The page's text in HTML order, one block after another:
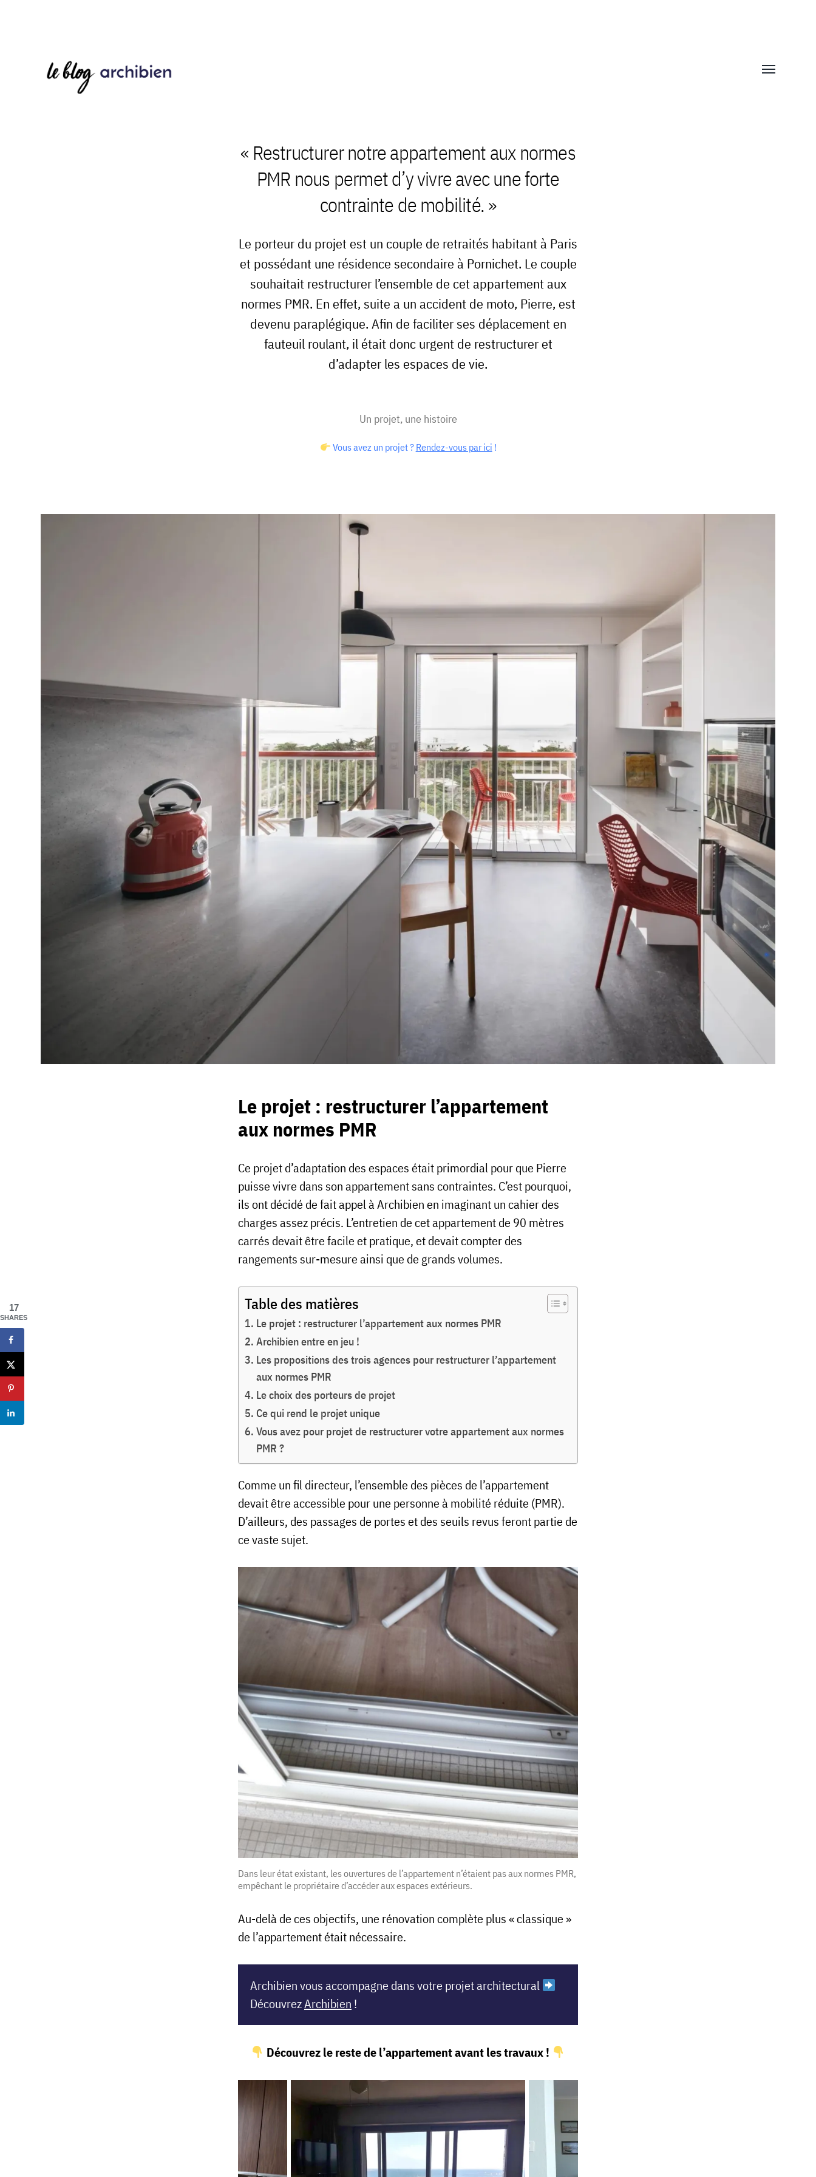
Archibien
Afficher/
« Restructurer notre appartement aux normes
PMR nous permet d’y vivre avec une forte
contrainte de mobilité. »
Le porteur du projet est un couple de retraités habitant à Paris
et possédant une résidence secondaire à Pornichet. Le couple
souhaitait restructurer l’ensemble de cet appartement aux
normes PMR. En effet, suite a un accident de moto, Pierre, est
devenu paraplégique. Afin de faciliter ses déplacement en
fauteuil roulant, il était donc urgent de restructurer et
d’adapter les espaces de vie.
Un projet, une histoire
Vous avez un projet ? Rendez-vous par ici !
Le projet : restructurer l’appartement
aux normes PMR
Ce projet d’adaptation des espaces était primordial pour que Pierre
puisse vivre dans son appartement sans contraintes. C’est pourquoi,
ils ont décidé de fait appel à Archibien en imaginant un cahier des
charges assez précis. L’entretien de cet appartement de 90 mètres
carrés devait être facile et pratique, et devait compter des
rangements sur-mesure ainsi que de grands volumes.
Table des matières
Le projet : restructurer l’appartement aux normes PMR
Archibien entre en jeu !
Les propositions des trois agences pour restructurer l’appartement
aux normes PMR
Le choix des porteurs de projet
Ce qui rend le projet unique
Vous avez pour projet de restructurer votre appartement aux normes
PMR ?
Comme un fil directeur, l’ensemble des pièces de l’appartement
devait être accessible pour une personne à mobilité réduite (PMR).
D’ailleurs, des passages de portes et des seuils revus feront partie de
ce vaste sujet.
Dans leur état existant, les ouvertures de l’appartement n’étaient pas aux normes PMR,
empêchant le propriétaire d’accéder aux espaces extérieurs.
Au-delà de ces objectifs, une rénovation complète plus « classique »
de l’appartement était nécessaire.
Archibien vous accompagne dans votre projet architectural
DécouvrezArchibien !
Découvrez le reste de l’appartement avant les travaux !
17
SHARES